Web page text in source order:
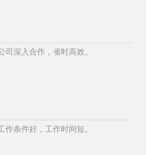
司深入合作，省时高效。
作条件好，工作时间短。